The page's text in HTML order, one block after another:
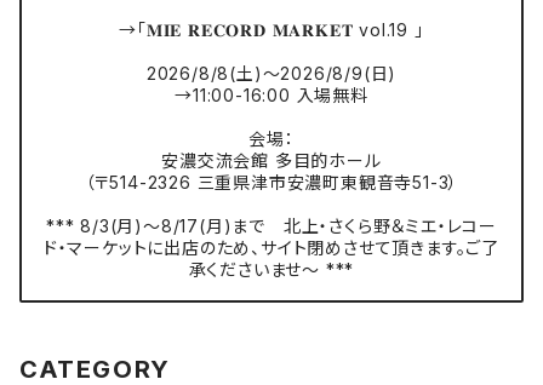
→「𝐌𝐈𝐄 𝐑𝐄𝐂𝐎𝐑𝐃 𝐌𝐀𝐑𝐊𝐄𝐓 vol.19 」
2026/8/8(土)〜2026/8/9(日)
→11:00-16:00 入場無料
会場：
安濃交流会館 多目的ホール
（〒514-2326 三重県津市安濃町東観音寺51-3）
*** 8/3(月)〜8/17(月)まで 北上・さくら野＆ミエ・レコー
ド・マーケットに出店のため、サイト閉めさせて頂きます。ご了
承くださいませ〜 ***
CATEGORY